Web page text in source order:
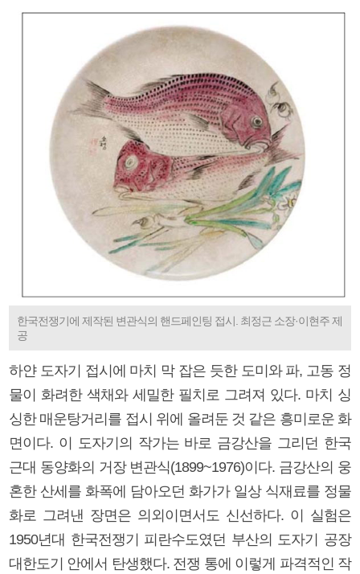
한국전쟁기에 제작된 변관식의 핸드페인팅 접시. 최정근 소장·이현주 제
공
하얀 도자기 접시에 마치 막 잡은 듯한 도미와 파, 고동 정
물이 화려한 색채와 세밀한 필치로 그려져 있다. 마치 싱
싱한 매운탕거리를 접시 위에 올려둔 것 같은 흥미로운 화
면이다. 이 도자기의 작가는 바로 금강산을 그리던 한국
근대 동양화의 거장 변관식(1899~1976)이다. 금강산의 웅
혼한 산세를 화폭에 담아오던 화가가 일상 식재료를 정물
화로 그려낸 장면은 의외이면서도 신선하다. 이 실험은
1950년대 한국전쟁기 피란수도였던 부산의 도자기 공장
대한도기 안에서 탄생했다. 전쟁 통에 이렇게 파격적인 작